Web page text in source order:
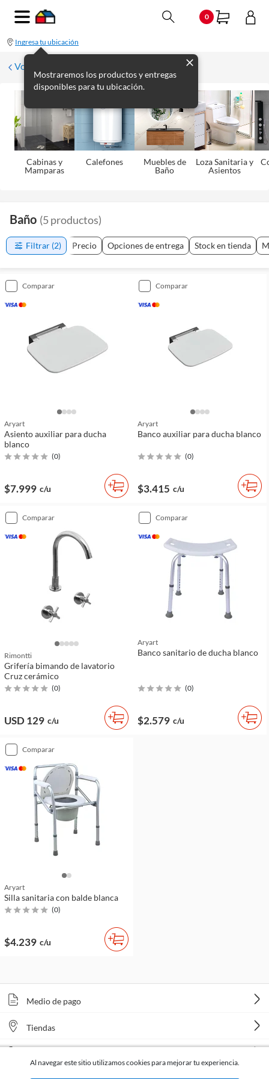
0
Ingresa tu ubicación
Mostraremos los productos y entregas
disponibles para tu ubicación.
Volver
Cabinas y
Mamparas
Calefones
Muebles de
Baño
Loza Sanitaria y
Asientos
Baño (5productos)
Filtrar (2) Precio Opciones de entrega Stock en tienda
comparar
Aryart
Asiento auxiliar para ducha
blanco
(0)
$7.999 c/u
comparar
Aryart
Banco auxiliar para ducha blanco
(0)
$3.415 c/u
comparar
Rimontti
Grifería bimando de lavatorio
Cruz cerámico
(0)
USD 129 c/u
comparar
Aryart
Banco sanitario de ducha blanco
(0)
$2.579 c/u
comparar
Aryart
Silla sanitaria con balde blanca
(0)
$4.239 c/u
Medio de pago
Tiendas
Al navegar este sitio utilizamos cookies para mejorar tu experiencia.